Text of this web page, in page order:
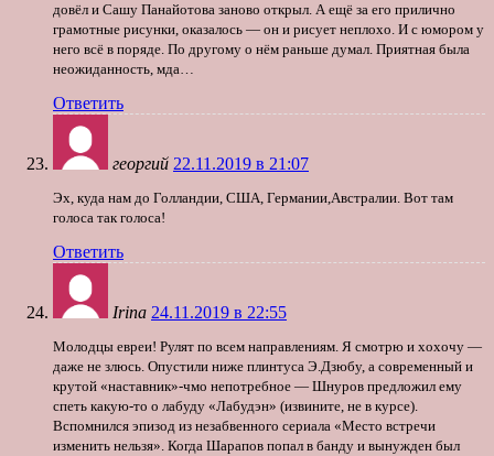
довёл и Сашу Панайотова заново открыл. А ещё за его прилично
грамотные рисунки, оказалось — он и рисует неплохо. И с юмором у
него всё в поряде. По другому о нём раньше думал. Приятная была
неожиданность, мда…
Ответить
георгий 22.11.2019 в 21:07
Эх, куда нам до Голландии, США, Германии,Австралии. Вот там
голоса так голоса!
Ответить
Irina 24.11.2019 в 22:55
Молодцы евреи! Рулят по всем направлениям. Я смотрю и хохочу —
даже не злюсь. Опустили ниже плинтуса Э.Дзюбу, а современный и
крутой «наставник»-чмо непотребное — Шнуров предложил ему
спеть какую-то о лабуду «Лабудэн» (извините, не в курсе).
Вспомнился эпизод из незабвенного сериала «Место встречи
изменить нельзя». Когда Шарапов попал в банду и вынужден был